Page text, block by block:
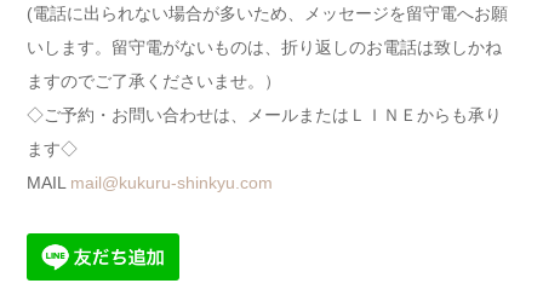
(電話に出られない場合が多いため、メッセージを留守電へお願
いします。留守電がないものは、折り返しのお電話は致しかね
ますのでご了承くださいませ。）
◇ご予約・お問い合わせは、メールまたはＬＩＮＥからも承り
ます◇
MAIL mail@kukuru-shinkyu.com